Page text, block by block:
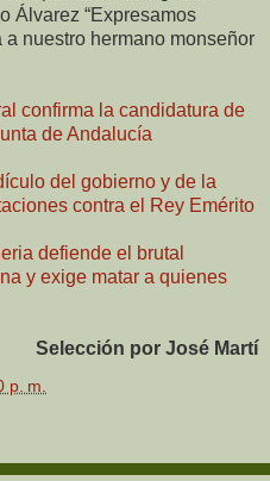
Álvarez “Expresamos
nuestro hermano monseñor
confirma la candidatura de
de Andalucía
del gobierno y de la
contra el Rey Emérito
defiende el brutal
y exige matar a quienes
Selección por José Martí
p. m.